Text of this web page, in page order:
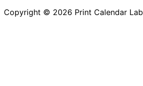
Copyright © 2026 Print Calendar Lab